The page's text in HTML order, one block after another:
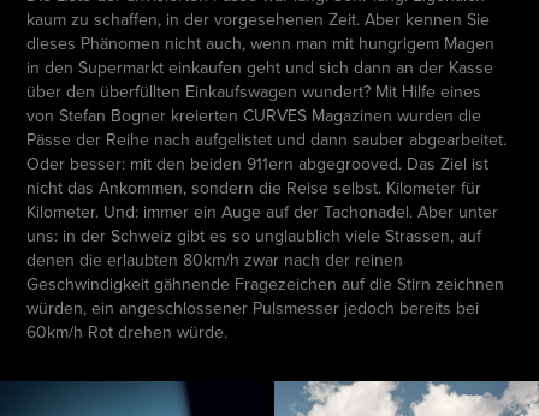
kaum zu schaffen, in der vorgesehenen Zeit. Aber kennen Sie
dieses Phänomen nicht auch, wenn man mit hungrigem Magen
in den Supermarkt einkaufen geht und sich dann an der Kasse
über den überfüllten Einkaufswagen wundert? Mit Hilfe eines
von Stefan Bogner kreierten CURVES Magazinen wurden die
Pässe der Reihe nach aufgelistet und dann sauber abgearbeitet.
Oder besser: mit den beiden 911ern abgegrooved. Das Ziel ist
nicht das Ankommen, sondern die Reise selbst. Kilometer für
Kilometer. Und: immer ein Auge auf der Tachonadel. Aber unter
uns: in der Schweiz gibt es so unglaublich viele Strassen, auf
denen die erlaubten 80km/h zwar nach der reinen
Geschwindigkeit gähnende Fragezeichen auf die Stirn zeichnen
würden, ein angeschlossener Pulsmesser jedoch bereits bei
60km/h Rot drehen würde.